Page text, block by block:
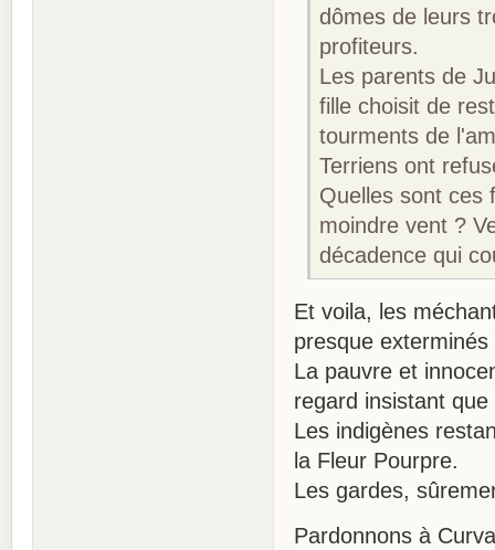
dômes de leurs
profiteurs.
Les parents de
fille choisit de
tourments de
Terriens ont
Quelles sont ces
moindre vent ?
décadence qui
Et voila, les
presque
La pauvre et
regard insistant
Les indigènes
la Fleur Pourpre.
Les gardes,
Pardonnons à